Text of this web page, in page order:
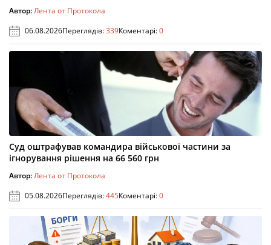
Автор:Лента от Протокола
06.08.2026Переглядів:339Коментарі:0
Суд оштрафував командира військової частини за
ігнорування рішення на 66 560 грн
Автор:Лента от Протокола
05.08.2026Переглядів:445Коментарі:0